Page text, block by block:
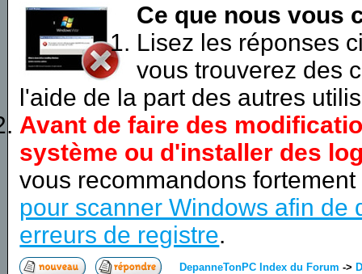
Ce que nous vous
Lisez les réponses
vous trouverez des
l'aide de la part des autres
Avant de faire des
système ou d'installer des
vous recommandons
pour scanner Windows afin de
erreurs de registre.
DepanneTonPC Index du Forum ->